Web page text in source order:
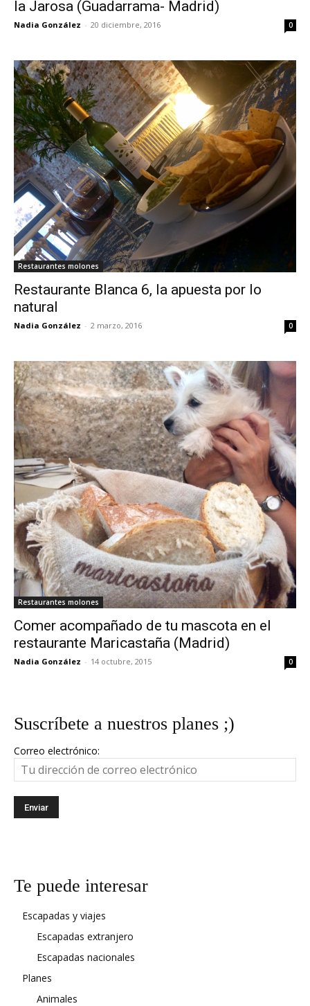
la Jarosa (Guadarrama- Madrid)
Nadia González - 20 diciembre, 2016 0
Restaurantes molones
Restaurante Blanca 6, la apuesta por lo
natural
Nadia González - 2 marzo, 2016 0
Restaurantes molones
Comer acompañado de tu mascota en el
restaurante Maricastaña (Madrid)
Nadia González - 14 octubre, 2015 0
Suscríbete a nuestros planes ;)
Correo electrónico:
Te puede interesar
Escapadas y viajes
Escapadas extranjero
Escapadas nacionales
Planes
Animales